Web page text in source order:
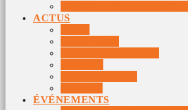
ACTUS
ÉVÉNEMENTS